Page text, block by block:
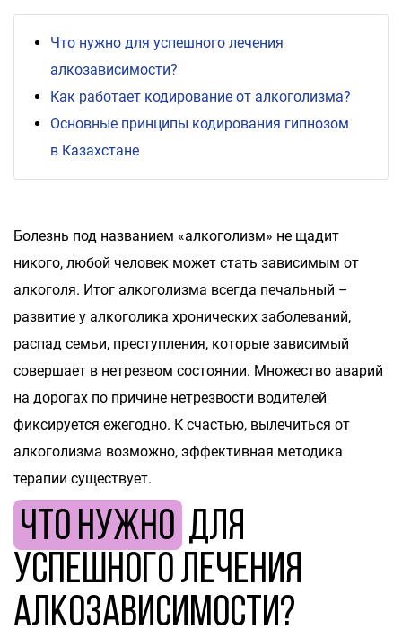
Что нужно для успешного лечения
алкозависимости?
Как работает кодирование от алкоголизма?
Основные принципы кодирования гипнозом
в Казахстане
Болезнь под названием «алкоголизм» не щадит
никого, любой человек может стать зависимым от
алкоголя. Итог алкоголизма всегда печальный –
развитие у алкоголика хронических заболеваний,
распад семьи, преступления, которые зависимый
совершает в нетрезвом состоянии. Множество аварий
на дорогах по причине нетрезвости водителей
фиксируется ежегодно. К счастью, вылечиться от
алкоголизма возможно, эффективная методика
терапии существует.
Что нужно для
успешного лечения
алкозависимости?